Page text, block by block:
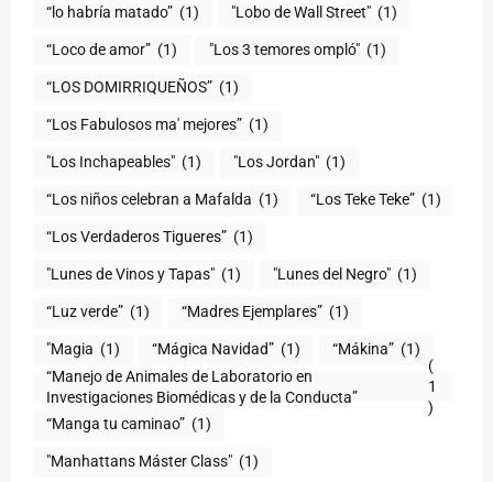
“lo habría matado” (1) "Lobo de Wall Street" (1)
“Loco de amor” (1) "Los 3 temores ompló" (1)
(1)
“Los Fabulosos ma' mejores” (1)
"Los Inchapeables" (1) "Los Jordan" (1)
“Los niños celebran a Mafalda (1) “Los Teke Teke” (1)
“Los Verdaderos Tigueres” (1)
"Lunes de Vinos y Tapas" (1) "Lunes del Negro" (1)
“Luz verde” (1) “Madres Ejemplares” (1)
"Magia (1) “Mágica Navidad” (1) “Mákina” (1)
“Manejo de Animales de Laboratorio en
(
1
)
“Manga tu caminao” (1)
"Manhattans Máster Class" (1)